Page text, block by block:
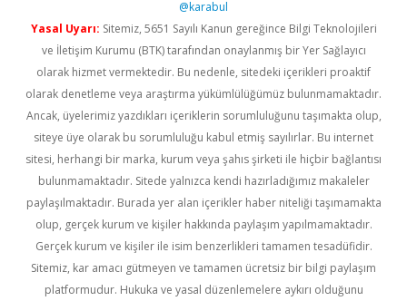
@karabul
Yasal Uyarı: Sitemiz, 5651 Sayılı Kanun gereğince Bilgi Teknolojileri
ve İletişim Kurumu (BTK) tarafından onaylanmış bir Yer Sağlayıcı
olarak hizmet vermektedir. Bu nedenle, sitedeki içerikleri proaktif
olarak denetleme veya araştırma yükümlülüğümüz bulunmamaktadır.
Ancak, üyelerimiz yazdıkları içeriklerin sorumluluğunu taşımakta olup,
siteye üye olarak bu sorumluluğu kabul etmiş sayılırlar. Bu internet
sitesi, herhangi bir marka, kurum veya şahıs şirketi ile hiçbir bağlantısı
bulunmamaktadır. Sitede yalnızca kendi hazırladığımız makaleler
paylaşılmaktadır. Burada yer alan içerikler haber niteliği taşımamakta
olup, gerçek kurum ve kişiler hakkında paylaşım yapılmamaktadır.
Gerçek kurum ve kişiler ile isim benzerlikleri tamamen tesadüfidir.
Sitemiz, kar amacı gütmeyen ve tamamen ücretsiz bir bilgi paylaşım
platformudur. Hukuka ve yasal düzenlemelere aykırı olduğunu